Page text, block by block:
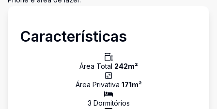
Características
Área Total 242m²
Área Privativa 171m²
3 Dormitórios